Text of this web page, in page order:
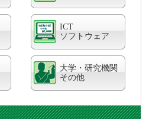
ICT
ソフトウェア
大学・研究機関
その他